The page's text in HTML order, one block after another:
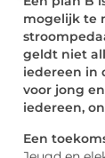
mogelijk te
geldt niet
iedereen in
voor jong
iedereen,
Een